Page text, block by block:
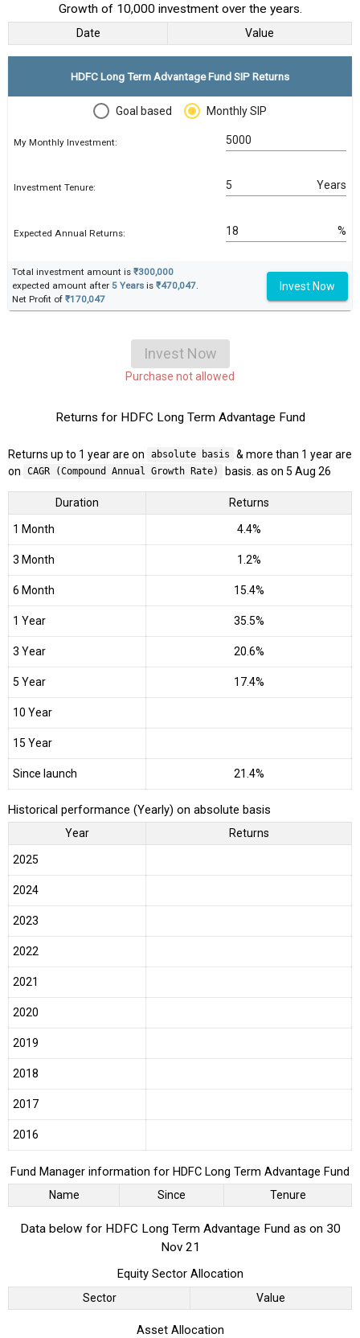
Growth of 10,000 investment over the years.
Date Value
HDFC Long Term Advantage Fund SIP Returns
Goal based Monthly SIP
My Monthly Investment:
Investment Tenure: Years
Expected Annual Returns: %
Total investment amount is ₹300,000
expected amount after 5 Years is ₹470,047.
Net Profit of ₹170,047
Invest Now
Invest Now
Purchase not allowed
Returns for HDFC Long Term Advantage Fund
Returns up to 1 year are on absolute basis
& more than 1 year are
on
CAGR (Compound Annual Growth Rate) basis. as on 5 Aug 26
Duration Returns
1 Month 4.4%
3 Month 1.2%
6 Month 15.4%
1 Year 35.5%
3 Year 20.6%
5 Year 17.4%
10 Year
15 Year
Since launch 21.4%
Historical performance (Yearly) on absolute basis
Year Returns
2025
2024
2023
2022
2021
2020
2019
2018
2017
2016
Fund Manager information for HDFC Long Term Advantage Fund
Name Since Tenure
Data below for HDFC Long Term Advantage Fund as on 30
Nov 21
Equity Sector Allocation
Sector Value
Asset Allocation